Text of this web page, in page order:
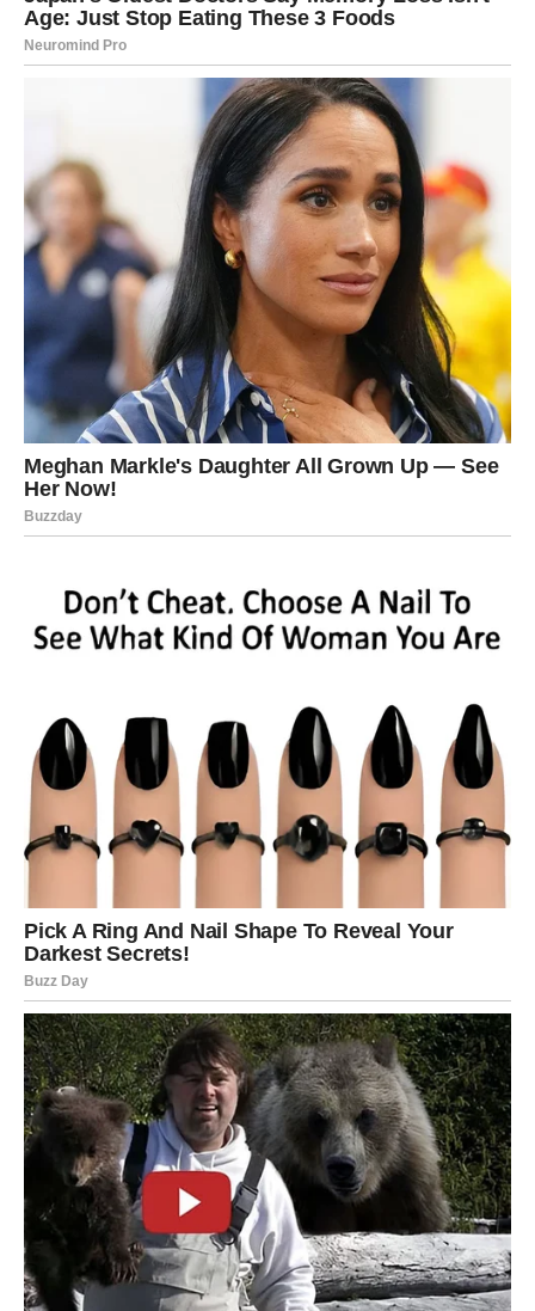
1. Priprema podloge:
U posudu pomiješajte mljeveni keks i nasjeckanu
čokoladu.
Dodajte mlijeko i dobro promiješajte dok ne dobijete
homogenu smjesu.
Smjesu prenesite u kalup za tortu, ravnomjerno
rasporedite i čvrsto pritisnite rukama kako biste dobili
ravnu podlogu.
2. Priprema fila:
Postepeno dodajte griz uz stalno miješanje kako biste
izbjegli grudvice.
Fil rasporedite preko podloge i ostavite da se hladi.
3. Priprema glazure:
Na laganoj vatri zagrijte slatko vrhnje, čokoladu i
Prelijte glazuru preko fila i ravnomjerno rasporedite.
4. Hlađenje:
Tortu stavite u frižider na najmanje 2 sata da se
stegne prije posluživanja.
Zašto Bounty torta?
Ova torta kombinuje bogatstvo čokolade i svježinu
kokosa, savršeno balansirajući ukus. Brzo se priprema i
idealna je za svaku priliku, bilo da dolaze gosti ili želite
nešto slatko za uživanje kod kuće.